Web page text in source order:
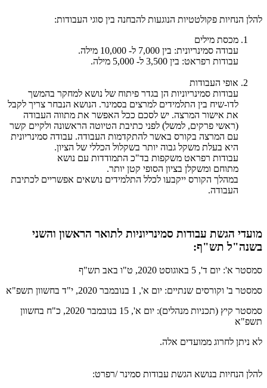
להלן הנחיות פקולטטיות הנוגעות להבחנה בין סוגי העבודות:
מכסת מילים
עבודה סמינריונית: בין 7,000 ל- 10,000 מילה.
עבודות רפראט: בין 3,500 ל- 5,000 מילה.
אופי העבודות
עבודות סמינריוניות הן בגדר פיתוח של נושא למחקר בהמשך
לדו-שיח בין התלמידים למרצים בסמינר. הנושא הנבחר צריך לקבל
את אישור המרצה. יש לסכם ככל האפשר את מתווה העבודה
(ראשי פרקים, למשל) לפני כתיבת הטיוטה הראשונה ולקיים קשר
עם המרצה בקורס באשר להתקדמות העבודה. עבודה סמינריונית
היא בעלת משקל גבוה יותר בשקלול הכללי של הציון.
עבודות רפראט משקפות בד"כ התמודדות עם נושא
מתוחם ומשקלן בציון הסופי קטן יותר.
במהלך הקורס ייקבעו לכלל התלמידים נושאים אפשריים לכתיבת
העבודה.
מועדי הגשת עבודות סמינריוניות לתואר הראשון והשני
בשנה"ל תש"ף:
סמסטר א': יום ד', 5 באוגוסט 2020, ט"ו באב תש"ף
סמסטר ב' וקורסים שנתיים: יום א', 1 בנובמבר 2020, י"ד בחשוון תשפ"א
סמסטר קיץ (תכניות מנהלים): יום א', 15 בנובמבר 2020, כ"ח בחשוון
תשפ"א
לא ניתן לחרוג ממועדים אלה.
להלן הנחיות בנושא הגשת עבודות סמינר /רפרט: